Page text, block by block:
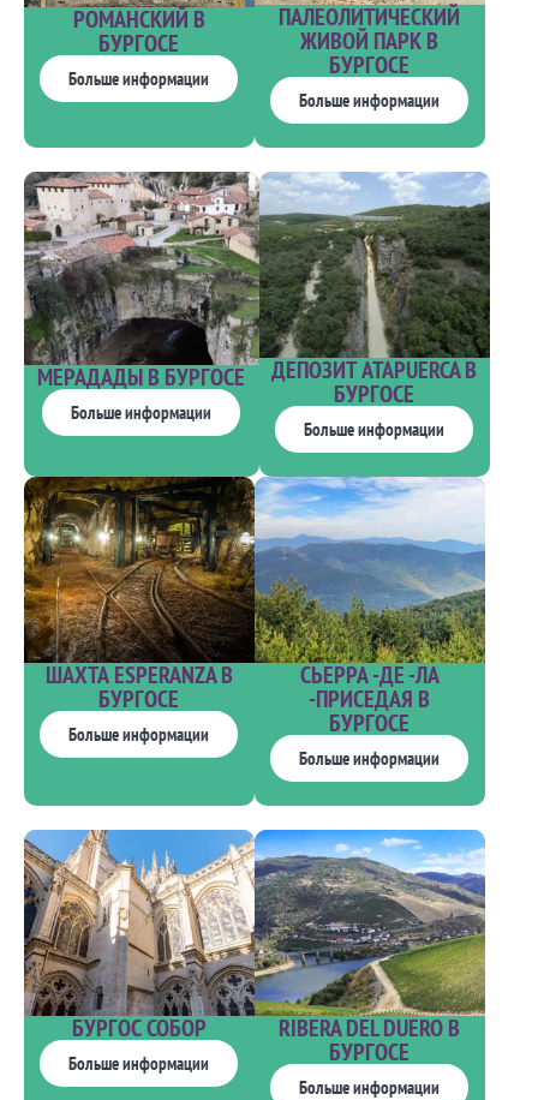
РОМАНСКИЙ В
БУРГОСЕ
Больше информации
ПАЛЕОЛИТИЧЕСКИЙ
ЖИВОЙ ПАРК В
БУРГОСЕ
Больше информации
МЕРАДАДЫ В БУРГОСЕ
Больше информации
ДЕПОЗИТ ATAPUERCA В
БУРГОСЕ
Больше информации
ШАХТА ESPERANZA В
БУРГОСЕ
Больше информации
СЬЕРРА -ДЕ -ЛА
-ПРИСЕДАЯ В
БУРГОСЕ
Больше информации
БУРГОС СОБОР
Больше информации
RIBERA DEL DUERO В
БУРГОСЕ
Больше информации